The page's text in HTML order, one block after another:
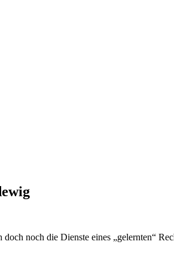
noch die Dienste eines „gelernten“